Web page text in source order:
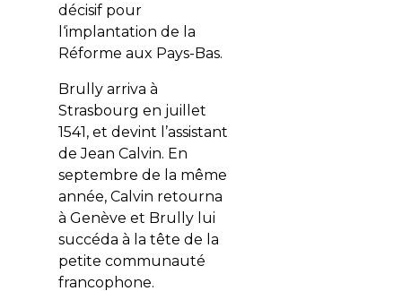
décisif pour
l‘implantation de la
Réforme aux Pays-Bas.
Brully arriva à
Strasbourg en juillet
1541, et devint l’assistant
de Jean Calvin. En
septembre de la même
année, Calvin retourna
à Genève et Brully lui
succéda à la tête de la
petite communauté
francophone.